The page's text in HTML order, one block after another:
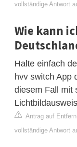
vollständige Antwort
Wie kann
Halte einfach
hvv switch App
diesem Fall mit
Antrag auf
vollständige Antwort